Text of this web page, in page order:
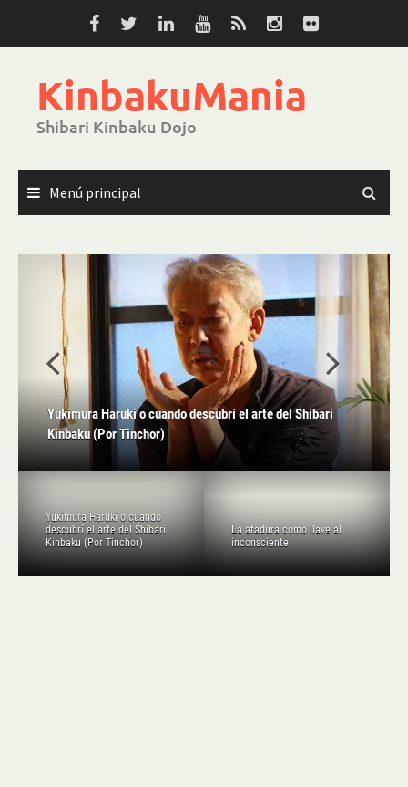
KinbakuMania
Shibari Kinbaku Dojo
Menú principal
Yukimura Haruki o cuando descubrí el arte del Shibari
Kinbaku (Por Tinchor)
Yukimura Haruki o cuando
descubrí el arte del Shibari
Kinbaku (Por Tinchor)
La atadura como llave al
inconsciente